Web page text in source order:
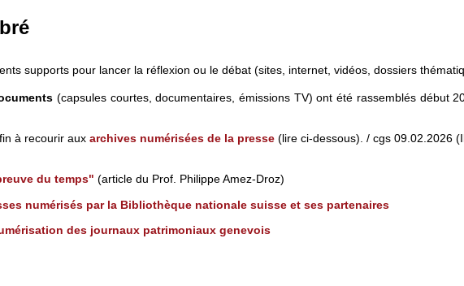
supports pour lancer la réflexion ou le débat (sites, internet, vidéos, dossiers
s (capsules courtes, documentaires, émissions TV) ont été rassemblés début
à recourir aux archives numérisées de la presse(lire ci-dessous). / cgs 09.02.2026
du temps" (article du Prof. Philippe Amez-Droz)
numérisés par la Bibliothèque nationale suisse et ses partenaires
des journaux patrimoniaux genevois